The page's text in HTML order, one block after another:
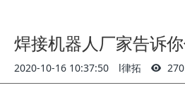
焊接机器人厂家告诉
2020-10-16 10:37:50 l律拓 270